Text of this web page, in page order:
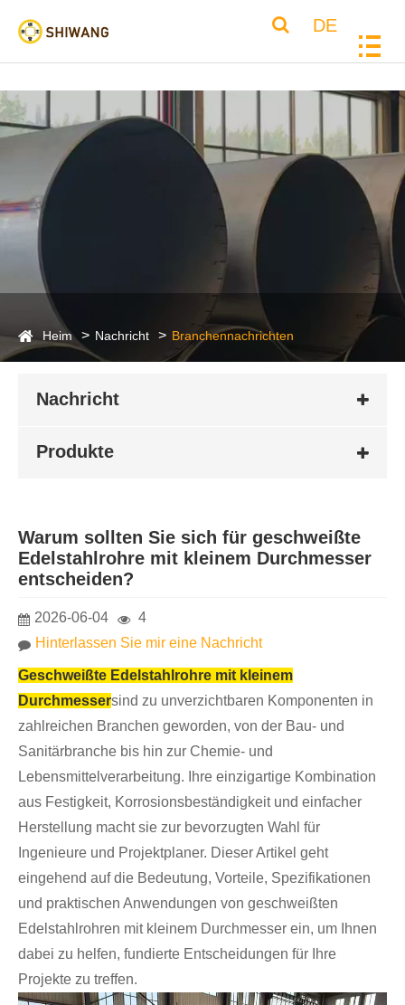
DE
Heim Nachricht Branchennachrichten
Nachricht
Produkte
Warum sollten Sie sich für geschweißte
Edelstahlrohre mit kleinem Durchmesser
entscheiden?
2026-06-04
4
Hinterlassen Sie mir eine Nachricht
Geschweißte Edelstahlrohre mit kleinem
Durchmessersind zu unverzichtbaren Komponenten in
zahlreichen Branchen geworden, von der Bau- und
Sanitärbranche bis hin zur Chemie- und
Lebensmittelverarbeitung. Ihre einzigartige Kombination
aus Festigkeit, Korrosionsbeständigkeit und einfacher
Herstellung macht sie zur bevorzugten Wahl für
Ingenieure und Projektplaner. Dieser Artikel geht
eingehend auf die Bedeutung, Vorteile, Spezifikationen
und praktischen Anwendungen von geschweißten
Edelstahlrohren mit kleinem Durchmesser ein, um Ihnen
dabei zu helfen, fundierte Entscheidungen für Ihre
Projekte zu treffen.